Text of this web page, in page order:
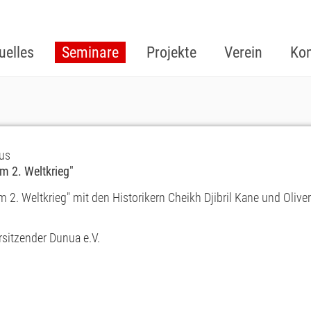
Seminare Projekte Verein
2. Weltkrieg"
2. Weltkrieg" mit den Historikern Cheikh Djibril Kane und Oliver
Dunua e.V.